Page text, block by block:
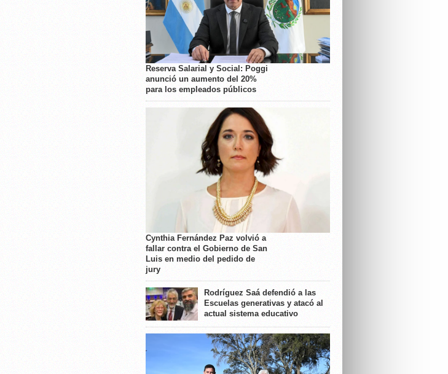
Reserva Salarial y Social: Poggi
anunció un aumento del 20%
para los empleados públicos
Cynthia Fernández Paz volvió a
fallar contra el Gobierno de San
Luis en medio del pedido de
jury
Rodríguez Saá defendió a las
Escuelas generativas y atacó al
actual sistema educativo